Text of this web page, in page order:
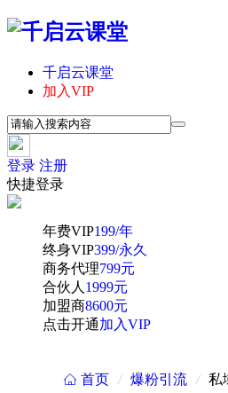
千启云课堂
加入VIP
登录 注册
快捷登录
年费VIP199/年
终身VIP399/永久
商务代理799元
合伙人 1999元
加盟商8600元
点击开通加入VIP
 首页 / 爆粉引流 / 私